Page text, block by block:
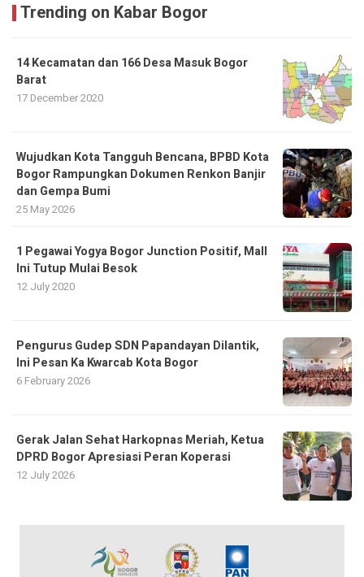
Trending on Kabar Bogor
14 Kecamatan dan 166 Desa Masuk Bogor
Barat
17 December 2020
​Wujudkan Kota Tangguh Bencana, BPBD Kota
Bogor Rampungkan Dokumen Renkon Banjir
dan Gempa Bumi
25 May 2026
1 Pegawai Yogya Bogor Junction Positif, Mall
Ini Tutup Mulai Besok
12 July 2020
Pengurus Gudep SDN Papandayan Dilantik,
Ini Pesan Ka Kwarcab Kota Bogor
6 February 2026
Gerak Jalan Sehat Harkopnas Meriah, Ketua
DPRD Bogor Apresiasi Peran Koperasi
12 July 2026